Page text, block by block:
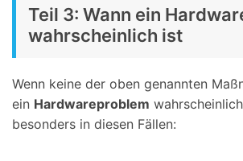
Teil 3: Wann ein
wahrscheinlich ist
Wenn keine der oben genannten
ein Hardwareproblem
besonders in diesen Fällen: